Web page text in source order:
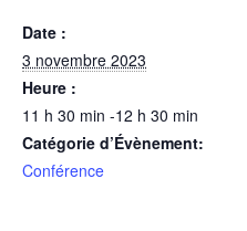
Date :
3 novembre 2023
Heure :
11 h 30 min -12 h 30 min
Catégorie d’Évènement:
Conférence